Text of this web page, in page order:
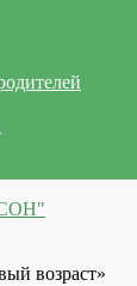
возраст»